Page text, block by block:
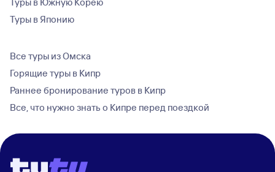
Туры в Японию
Все туры из Омска
Горящие туры в Кипр
Раннее бронирование туров в Кипр
Все, что нужно знать о Кипре перед поездкой